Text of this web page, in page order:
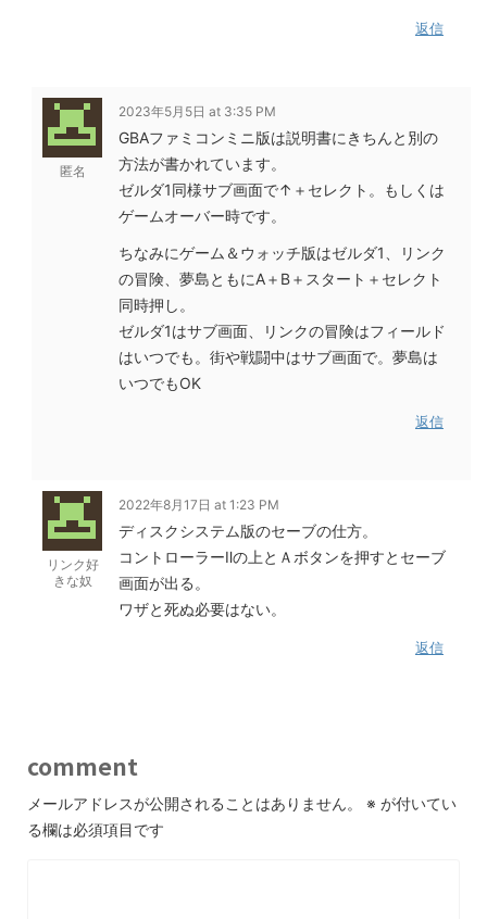
返信
匿名
2023年5月5日 at 3:35 PM
GBAファミコンミニ版は説明書にきちんと別の
方法が書かれています。
ゼルダ1同様サブ画面で↑＋セレクト。もしくは
ゲームオーバー時です。
ちなみにゲーム＆ウォッチ版はゼルダ1、リンク
の冒険、夢島ともにA＋B＋スタート＋セレクト
同時押し。
ゼルダ1はサブ画面、リンクの冒険はフィールド
はいつでも。街や戦闘中はサブ画面で。夢島は
いつでもOK
返信
リンク好
きな奴
2022年8月17日 at 1:23 PM
ディスクシステム版のセーブの仕方。
コントローラーⅡの上とＡボタンを押すとセーブ
画面が出る。
ワザと死ぬ必要はない。
返信
comment
メールアドレスが公開されることはありません。 ※ が付いてい
る欄は必須項目です